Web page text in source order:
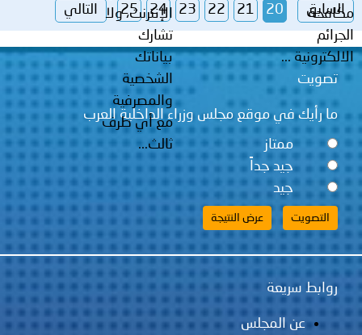
مكافحة
الجرائم
الالكترونية ...
الإنترنت، ولا
تشارك
بياناتك
الشخصية
والمصرفية
مع أي طرف
ثالث...
السابق 20
21
22
23
24
25 التالي
تصويت
ما رأيك في موقع مجلس وزراء الداخلية العرب
ممتاز
جيد جداً
جيد
روابط سريعة
عن المجلس